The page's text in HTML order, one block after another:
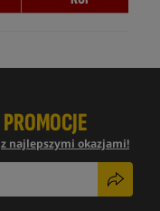
PROMOCJE
z najlepszymi okazjami!